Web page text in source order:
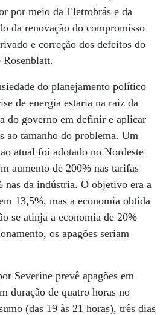
por meio da Eletrobrás e da
da renovação do compromisso
e correção dos defeitos do
do planejamento político
de energia estaria na raiz da
do governo em definir e aplicar
ao tamanho do problema. Um
atual foi adotado no Nordeste
aumento de 200% nas tarifas
nas da indústria. O objetivo era a
13,5%, mas a economia obtida
se atinja a economia de 20%
os apagões seriam
Severine prevê apagões em
duração de quatro horas no
(das 19 às 21 horas), três dias